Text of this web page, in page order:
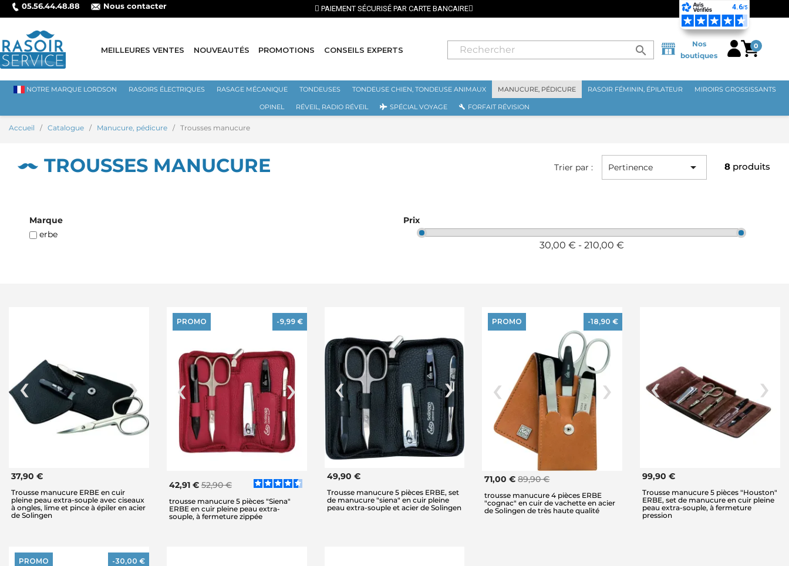
05.56.44.48.88 Nous contacter
PAIEMENT SÉCURISÉ PAR CARTE BANCAIRE
MEILLEURES VENTES NOUVEAUTÉS PROMOTIONS CONSEILS EXPERTS search
Nos
boutiques
0
NOTRE MARQUE LORDSON RASOIRS ÉLECTRIQUES RASAGE MÉCANIQUE TONDEUSES TONDEUSE CHIEN, TONDEUSE ANIMAUX MANUCURE, PÉDICURE RASOIR FÉMININ, ÉPILATEUR MIROIRS GROSSISSANTS
OPINEL RÉVEIL, RADIO RÉVEIL SPÉCIAL VOYAGE FORFAIT RÉVISION
Accueil Catalogue Manucure, pédicure Trousses manucure
TROUSSES MANUCURE Trier par : Pertinence  8 produits
Marque
erbe
Prix
30,00 € - 210,00 €
37,90 €
Trousse manucure ERBE en cuir
pleine peau extra-souple avec ciseaux
à ongles, lime et pince à épiler en acier
de Solingen
PROMO -9,99 €
42,91 €52,90 €
trousse manucure 5 pièces "Siena"
ERBE en cuir pleine peau extra-
souple, à fermeture zippée
49,90 €
Trousse manucure 5 pièces ERBE, set
de manucure "siena" en cuir pleine
peau extra-souple et acier de Solingen
PROMO -18,90 €
71,00 €89,90 €
trousse manucure 4 pièces ERBE
"cognac" en cuir de vachette en acier
de Solingen de très haute qualité
99,90 €
Trousse manucure 5 pièces "Houston"
ERBE, set de manucure en cuir pleine
peau extra-souple, à fermeture
pression
PROMO -30,00 €